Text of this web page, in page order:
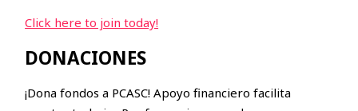
Click here to join today!
DONACIONES
¡Dona fondos a PCASC! Apoyo financiero facilita